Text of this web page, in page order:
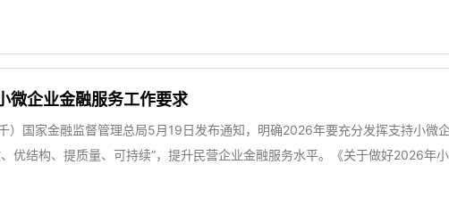
微企业金融服务工作要求
）国家金融监督管理总局5月19日发布通知，明确2026年要充分发挥支持小微
优结构、提质量、可持续”，提升民营企业金融服务水平。《关于做好2026年